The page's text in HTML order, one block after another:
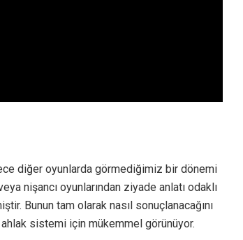
diğer oyunlarda görmediğimiz bir dönemi
nişancı oyunlarından ziyade anlatı odaklı
Bunun tam olarak nasıl sonuçlanacağını
ahlak sistemi için mükemmel görünüyor.